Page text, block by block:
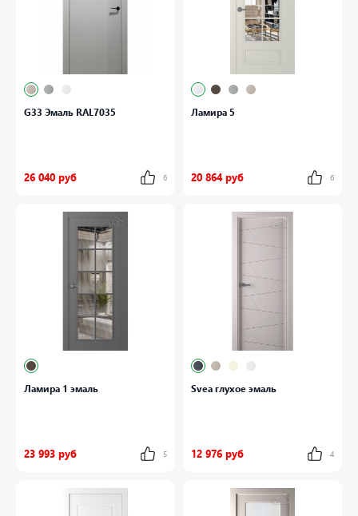
G33 Эмаль RAL7035
26 040 руб 6
Ламира 5
20 864 руб 6
Ламира 1 эмаль
23 993 руб 5
Svea глухое эмаль
12 976 руб 4